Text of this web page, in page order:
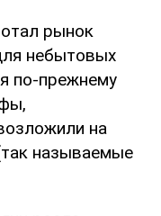
рынок
небытовых
по-прежнему
на
называемые